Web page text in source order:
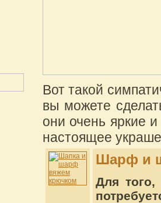
Вот такой
вы можете
они очень яркие
настоящее
Шарф и
Для